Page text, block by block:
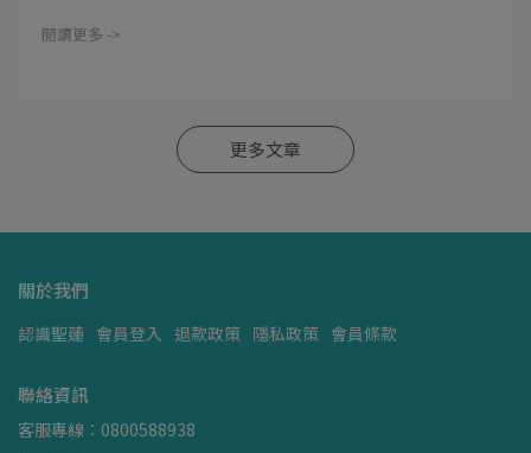
閱讀更多 ->
更多文章
關於我們
認識聖蓮 會員登入 退款政策 隱私政策 會員條款
聯絡資訊
客服專線：0800588938